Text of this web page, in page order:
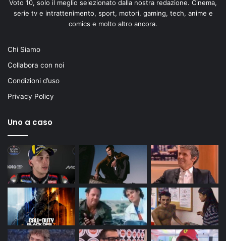
Voto 10, solo il meglio selezionato dalla nostra redazione. Cinema,
serie tv e intrattenimento, sport, motori, gaming, tech, anime e
comics e molto altro ancora.
Chi Siamo
Collabora con noi
Condizioni d’uso
Privacy Policy
Uno a caso